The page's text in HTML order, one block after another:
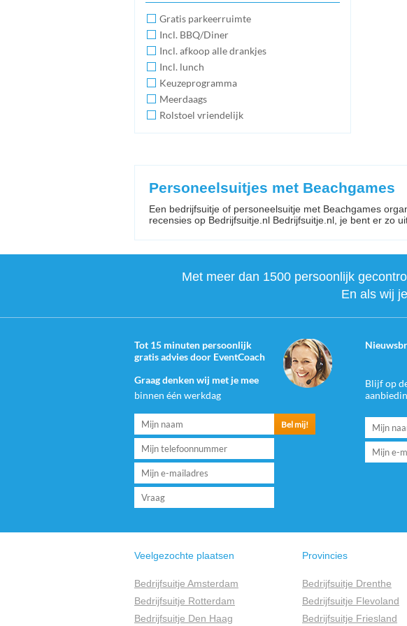
Gratis parkeerruimte
Incl. BBQ/Diner
Incl. afkoop alle drankjes
Incl. lunch
Keuzeprogramma
Meerdaags
Rolstoel vriendelijk
Personeelsuitjes met Beachgames
Een bedrijfsuitje of personeelsuitje met Beachgames
recensies op Bedrijfsuitje.nl Bedrijfsuitje.nl, je bent er zo
Met meer dan 1500 persoonlijk
En als wij
Tot 15 minuten persoonlijk
gratis advies door EventCoach
Graag denken wij met je mee
binnen één werkdag
Blijf op
Veelgezochte plaatsen
Bedrijfsuitje Amsterdam
Bedrijfsuitje Rotterdam
Bedrijfsuitje Den Haag
Provincies
Bedrijfsuitje Drenthe
Bedrijfsuitje Flevoland
Bedrijfsuitje Friesland